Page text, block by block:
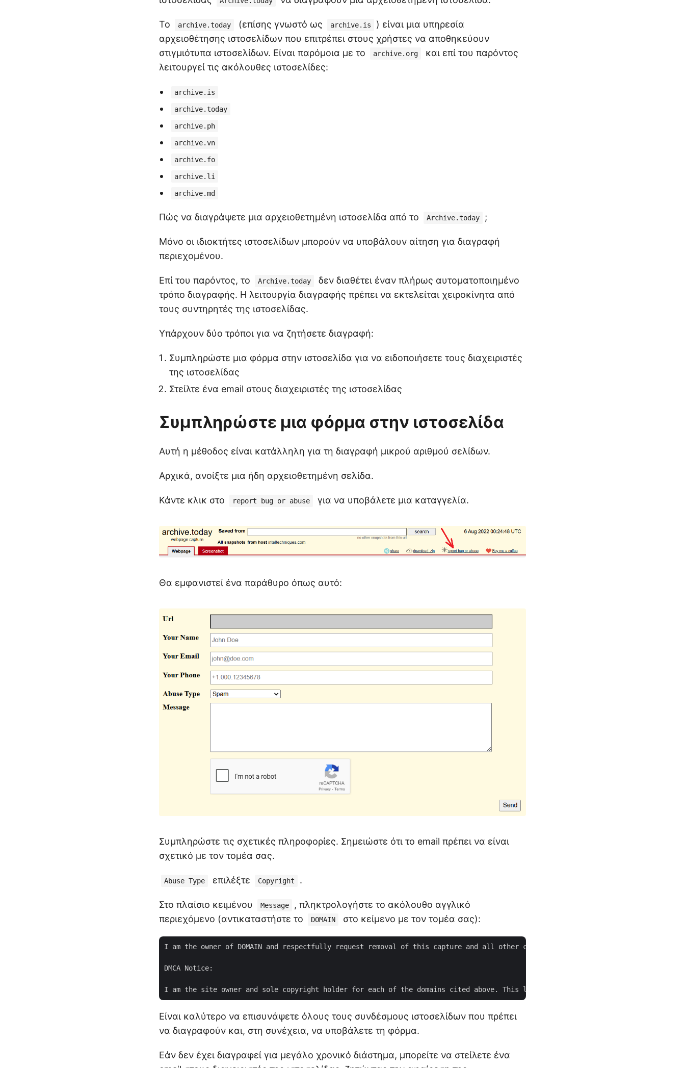
Το archive.today (επίσης γνωστό ως archive.is
) είναι μια υπηρεσία
αρχειοθέτησης ιστοσελίδων που επιτρέπει στους χρήστες να αποθηκεύουν
στιγμιότυπα ιστοσελίδων. Είναι παρόμοια με το
archive.org
και επί του παρόντος
λειτουργεί τις ακόλουθες ιστοσελίδες:
archive.is
archive.today
archive.ph
archive.vn
archive.fo
archive.li
archive.md
Πώς να διαγράψετε μια αρχειοθετημένη ιστοσελίδα από το Archive.today ;
Μόνο οι ιδιοκτήτες ιστοσελίδων μπορούν να υποβάλουν αίτηση για διαγραφή
περιεχομένου.
Επί του παρόντος, το Archive.today
δεν διαθέτει έναν πλήρως αυτοματοποιημένο
τρόπο διαγραφής. Η λειτουργία διαγραφής πρέπει να εκτελείται χειροκίνητα από
τους συντηρητές της ιστοσελίδας.
Υπάρχουν δύο τρόποι για να ζητήσετε διαγραφή:
Συμπληρώστε μια φόρμα στην ιστοσελίδα για να ειδοποιήσετε τους διαχειριστές
της ιστοσελίδας
Στείλτε ένα email στους διαχειριστές της ιστοσελίδας
Συμπληρώστε μια φόρμα στην ιστοσελίδα
Αυτή η μέθοδος είναι κατάλληλη για τη διαγραφή μικρού αριθμού σελίδων.
Αρχικά, ανοίξτε μια ήδη αρχειοθετημένη σελίδα.
Κάντε κλικ στο report bug or abuse για να υποβάλετε μια καταγγελία.
Θα εμφανιστεί ένα παράθυρο όπως αυτό:
Συμπληρώστε τις σχετικές πληροφορίες. Σημειώστε ότι το email πρέπει να είναι
σχετικό με τον τομέα σας.
Abuse Type επιλέξτε Copyright .
Στο πλαίσιο κειμένου Message
, πληκτρολογήστε το ακόλουθο αγγλικό
περιεχόμενο (αντικαταστήστε το
DOMAIN στο κείμενο με τον τομέα σας):
I am the owner of DOMAIN and respectfully request removal of this capture and all other captures from DOMAIN.
DMCA Notice:
Είναι καλύτερο να επισυνάψετε όλους τους συνδέσμους ιστοσελίδων που πρέπει
να διαγραφούν και, στη συνέχεια, να υποβάλετε τη φόρμα.
Εάν δεν έχει διαγραφεί για μεγάλο χρονικό διάστημα, μπορείτε να στείλετε ένα